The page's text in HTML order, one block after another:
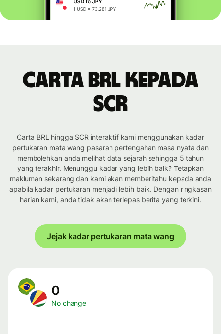
Carta BRL kepada
SCR
Carta BRL hingga SCR interaktif kami menggunakan kadar
pertukaran mata wang pasaran pertengahan masa nyata dan
membolehkan anda melihat data sejarah sehingga 5 tahun
yang terakhir. Menunggu kadar yang lebih baik? Tetapkan
makluman sekarang dan kami akan memberitahu kepada anda
apabila kadar pertukaran menjadi lebih baik. Dengan ringkasan
harian kami, anda tidak akan terlepas berita yang terkini.
Jejak kadar pertukaran mata wang
0
No change